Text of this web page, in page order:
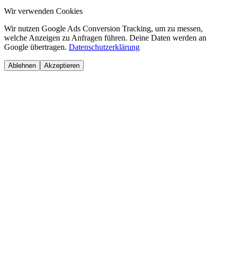
Wir verwenden Cookies
Wir nutzen Google Ads Conversion Tracking, um zu messen,
welche Anzeigen zu Anfragen führen. Deine Daten werden an
Google übertragen. Datenschutzerklärung
Ablehnen Akzeptieren